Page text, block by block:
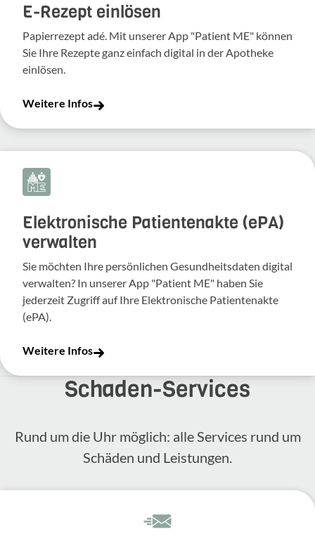
E-Rezept einlösen
Papierrezept adé. Mit unserer App "Patient ME" können
Sie Ihre Rezepte ganz einfach digital in der Apotheke
einlösen.
Weitere Infos
Elektronische Patientenakte (ePA)
verwalten
Sie möchten Ihre persönlichen Gesundheitsdaten digital
verwalten? In unserer App "Patient ME" haben Sie
jederzeit Zugriff auf Ihre Elektronische Patientenakte
(ePA).
Weitere Infos
Schaden-​Services
Rund um die Uhr möglich: alle Services rund um
Schäden und Leis­tungen.